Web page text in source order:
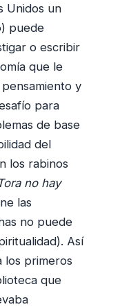
Unidos un
puede
o escribir
que le
y
para
de base
del
los rabinos
no hay
las
no puede
Así
los primeros
que